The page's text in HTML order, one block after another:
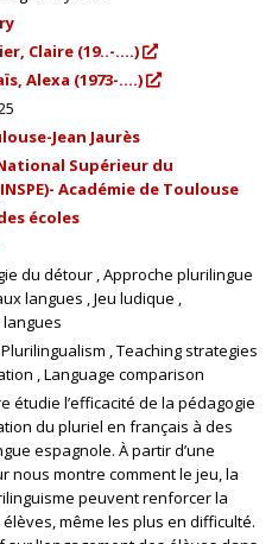
Claire (19..-....)
Alexa (1973-....)
Jean Jaurès
Supérieur du
Académie de Toulouse
écoles
du détour Approche plurilingue
langues Jeu ludique
Plurilingualism Teaching strategies
Language comparison
étudie l’efficacité de la pédagogie
du pluriel en français à des
espagnole. À partir d’une
nous montre comment le jeu, la
peuvent renforcer la
même les plus en difficulté.